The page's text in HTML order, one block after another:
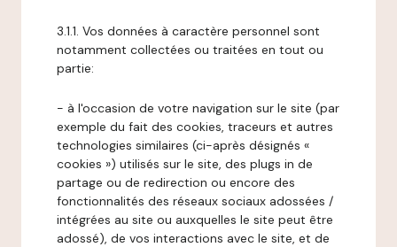
3.1.1. Vos données à caractère personnel sont
notamment collectées ou traitées en tout ou
partie:
- à l'occasion de votre navigation sur le site (par
exemple du fait des cookies, traceurs et autres
technologies similaires (ci-après désignés «
cookies ») utilisés sur le site, des plugs in de
partage ou de redirection ou encore des
fonctionnalités des réseaux sociaux adossées /
intégrées au site ou auxquelles le site peut être
adossé), de vos interactions avec le site, et de